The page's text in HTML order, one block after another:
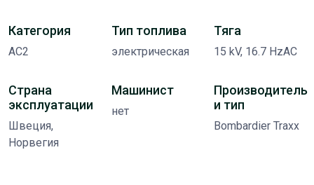
Категория
AC2
Тип топлива
электрическая
Тяга
15 kV, 16.7 HzAC
Страна
эксплуатации
Швеция,
Норвегия
Машинист
нет
Производитель
и тип
Bombardier Traxx